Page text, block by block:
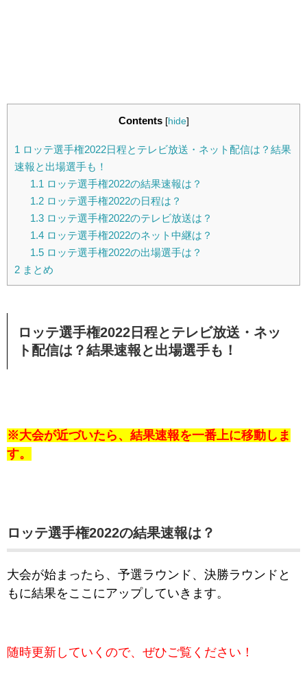
Contents [hide]
1 ロッテ選手権2022日程とテレビ放送・ネット配信は？結果
速報と出場選手も！
1.1 ロッテ選手権2022の結果速報は？
1.2ロッテ選手権2022の日程は？
1.3ロッテ選手権2022のテレビ放送は？
1.4ロッテ選手権2022のネット中継は？
1.5ロッテ選手権2022の出場選手は？
2 まとめ
ロッテ選手権2022日程とテレビ放送・ネッ
ト配信は？結果速報と出場選手も！
※大会が近づいたら、結果速報を一番上に移動しま
す。
ロッテ選手権2022の結果速報は？
大会が始まったら、予選ラウンド、決勝ラウンドと
もに結果をここにアップしていきます。
随時更新していくので、ぜひご覧ください！